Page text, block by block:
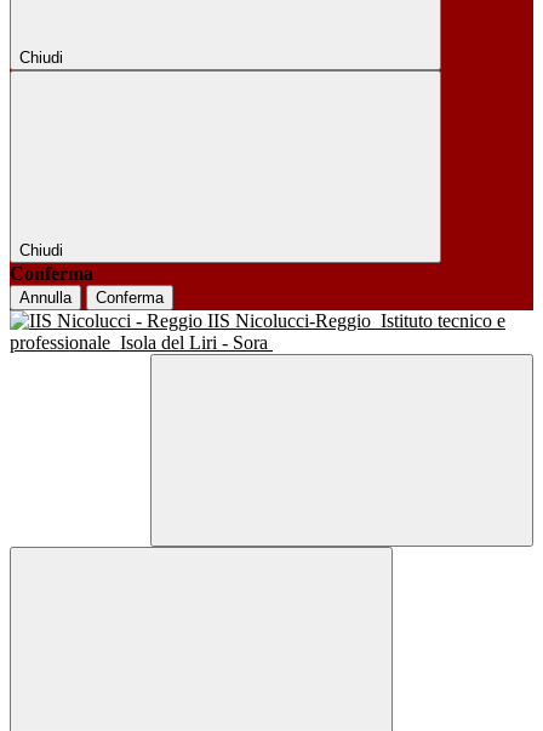
Chiudi
Chiudi
Conferma
Annulla Conferma
IIS Nicolucci-Reggio Istituto tecnico e
professionale Isola del Liri - Sora